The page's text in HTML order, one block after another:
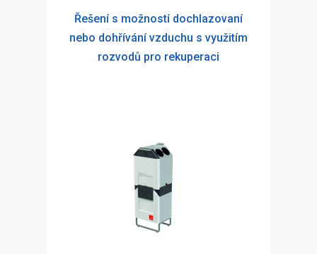
Řešení s možností dochlazovaní
nebo dohřívání vzduchu s využitím
rozvodů pro rekuperaci